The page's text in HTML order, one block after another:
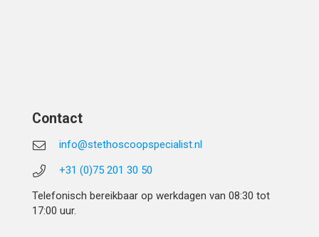
Contact
info@stethoscoopspecialist.nl
+31 (0)75 201 30 50
Telefonisch bereikbaar op werkdagen van 08:30 tot
17:00 uur.